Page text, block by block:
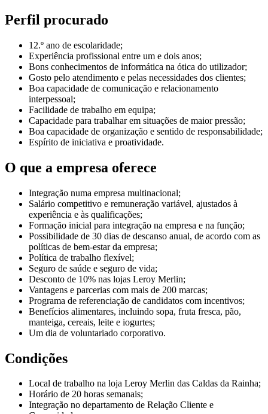
Perfil procurado
12.º ano de escolaridade;
Experiência profissional entre um e dois anos;
Bons conhecimentos de informática na ótica do utilizador;
Gosto pelo atendimento e pelas necessidades dos clientes;
Boa capacidade de comunicação e relacionamento
interpessoal;
Facilidade de trabalho em equipa;
Capacidade para trabalhar em situações de maior pressão;
Boa capacidade de organização e sentido de responsabilidade;
Espírito de iniciativa e proatividade.
O que a empresa oferece
Integração numa empresa multinacional;
Salário competitivo e remuneração variável, ajustados à
experiência e às qualificações;
Formação inicial para integração na empresa e na função;
Possibilidade de 30 dias de descanso anual, de acordo com as
políticas de bem-estar da empresa;
Política de trabalho flexível;
Seguro de saúde e seguro de vida;
Desconto de 10% nas lojas Leroy Merlin;
Vantagens e parcerias com mais de 200 marcas;
Programa de referenciação de candidatos com incentivos;
Benefícios alimentares, incluindo sopa, fruta fresca, pão,
manteiga, cereais, leite e iogurtes;
Um dia de voluntariado corporativo.
Condições
Local de trabalho na loja Leroy Merlin das Caldas da Rainha;
Horário de 20 horas semanais;
Integração no departamento de Relação Cliente e